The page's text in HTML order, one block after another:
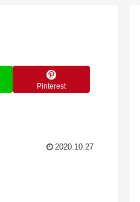
Pinterest
2020.10.27